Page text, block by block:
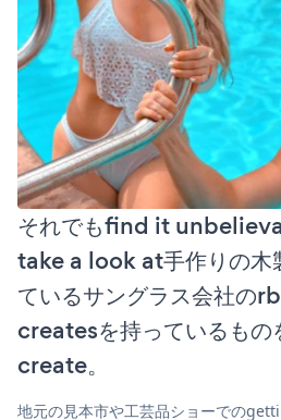
それでもfind it
take a look at手作りの木
ているサングラス会社の
createsを持っているも
create。
地元の見本市や工芸品ショーでの